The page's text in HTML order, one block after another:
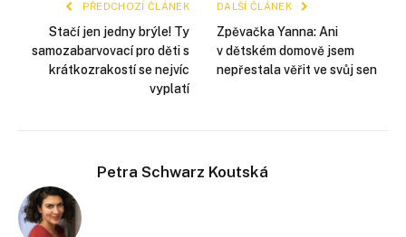
PŘEDCHOZÍ ČLÁNEK
Stačí jen jedny brýle! Ty
samozabarvovací pro děti s
krátkozrakostí se nejvíc
vyplatí
DALŠÍ ČLÁNEK
Zpěvačka Yanna: Ani
v dětském domově jsem
nepřestala věřit ve svůj sen
Petra Schwarz Koutská